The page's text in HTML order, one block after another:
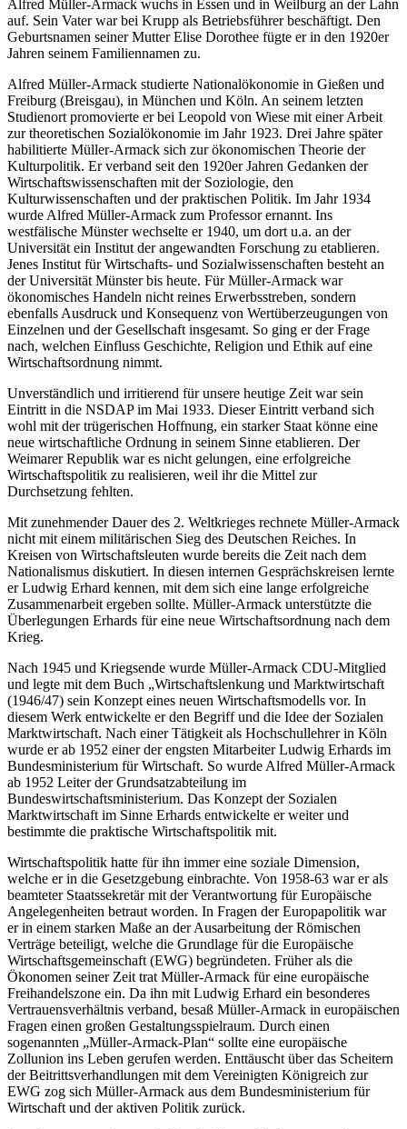
Alfred Müller-Armack wuchs in Essen und in Weilburg an der Lahn
auf. Sein Vater war bei Krupp als Betriebsführer beschäftigt. Den
Geburtsnamen seiner Mutter Elise Dorothee fügte er in den 1920er
Jahren seinem Familiennamen zu.
Alfred Müller-Armack studierte Nationalökonomie in Gießen und
Freiburg (Breisgau), in München und Köln. An seinem letzten
Studienort promovierte er bei Leopold von Wiese mit einer Arbeit
zur theoretischen Sozialökonomie im Jahr 1923. Drei Jahre später
habilitierte Müller-Armack sich zur ökonomischen Theorie der
Kulturpolitik. Er verband seit den 1920er Jahren Gedanken der
Wirtschaftswissenschaften mit der Soziologie, den
Kulturwissenschaften und der praktischen Politik. Im Jahr 1934
wurde Alfred Müller-Armack zum Professor ernannt. Ins
westfälische Münster wechselte er 1940, um dort u.a. an der
Universität ein Institut der angewandten Forschung zu etablieren.
Jenes Institut für Wirtschafts- und Sozialwissenschaften besteht an
der Universität Münster bis heute. Für Müller-Armack war
ökonomisches Handeln nicht reines Erwerbsstreben, sondern
ebenfalls Ausdruck und Konsequenz von Wertüberzeugungen von
Einzelnen und der Gesellschaft insgesamt. So ging er der Frage
nach, welchen Einfluss Geschichte, Religion und Ethik auf eine
Wirtschaftsordnung nimmt.
Unverständlich und irritierend für unsere heutige Zeit war sein
Eintritt in die NSDAP im Mai 1933. Dieser Eintritt verband sich
wohl mit der trügerischen Hoffnung, ein starker Staat könne eine
neue wirtschaftliche Ordnung in seinem Sinne etablieren. Der
Weimarer Republik war es nicht gelungen, eine erfolgreiche
Wirtschaftspolitik zu realisieren, weil ihr die Mittel zur
Durchsetzung fehlten.
Mit zunehmender Dauer des 2. Weltkrieges rechnete Müller-Armack
nicht mit einem militärischen Sieg des Deutschen Reiches. In
Kreisen von Wirtschaftsleuten wurde bereits die Zeit nach dem
Nationalismus diskutiert. In diesen internen Gesprächskreisen lernte
er Ludwig Erhard kennen, mit dem sich eine lange erfolgreiche
Zusammenarbeit ergeben sollte. Müller-Armack unterstützte die
Überlegungen Erhards für eine neue Wirtschaftsordnung nach dem
Krieg.
Nach 1945 und Kriegsende wurde Müller-Armack CDU-Mitglied
und legte mit dem Buch „Wirtschaftslenkung und Marktwirtschaft
(1946/47) sein Konzept eines neuen Wirtschaftsmodells vor. In
diesem Werk entwickelte er den Begriff und die Idee der Sozialen
Marktwirtschaft. Nach einer Tätigkeit als Hochschullehrer in Köln
wurde er ab 1952 einer der engsten Mitarbeiter Ludwig Erhards im
Bundesministerium für Wirtschaft. So wurde Alfred Müller-Armack
ab 1952 Leiter der Grundsatzabteilung im
Bundeswirtschaftsministerium. Das Konzept der Sozialen
Marktwirtschaft im Sinne Erhards entwickelte er weiter und
bestimmte die praktische Wirtschaftspolitik mit.
Wirtschaftspolitik hatte für ihn immer eine soziale Dimension,
welche er in die Gesetzgebung einbrachte. Von 1958-63 war er als
beamteter Staatssekretär mit der Verantwortung für Europäische
Angelegenheiten betraut worden. In Fragen der Europapolitik war
er in einem starken Maße an der Ausarbeitung der Römischen
Verträge beteiligt, welche die Grundlage für die Europäische
Wirtschaftsgemeinschaft (EWG) begründeten. Früher als die
Ökonomen seiner Zeit trat Müller-Armack für eine europäische
Freihandelszone ein. Da ihn mit Ludwig Erhard ein besonderes
Vertrauensverhältnis verband, besaß Müller-Armack in europäischen
Fragen einen großen Gestaltungsspielraum. Durch einen
sogenannten „Müller-Armack-Plan“ sollte eine europäische
Zollunion ins Leben gerufen werden. Enttäuscht über das Scheitern
der Beitrittsverhandlungen mit dem Vereinigten Königreich zur
EWG zog sich Müller-Armack aus dem Bundesministerium für
Wirtschaft und der aktiven Politik zurück.